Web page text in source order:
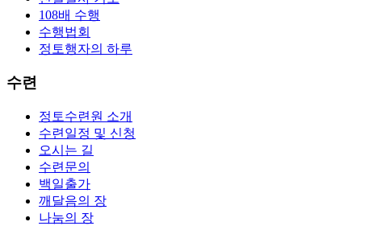
108배 수행
수행법회
정토행자의 하루
수련
정토수련원 소개
수련일정 및 신청
오시는 길
수련문의
백일출가
깨달음의 장
나눔의 장